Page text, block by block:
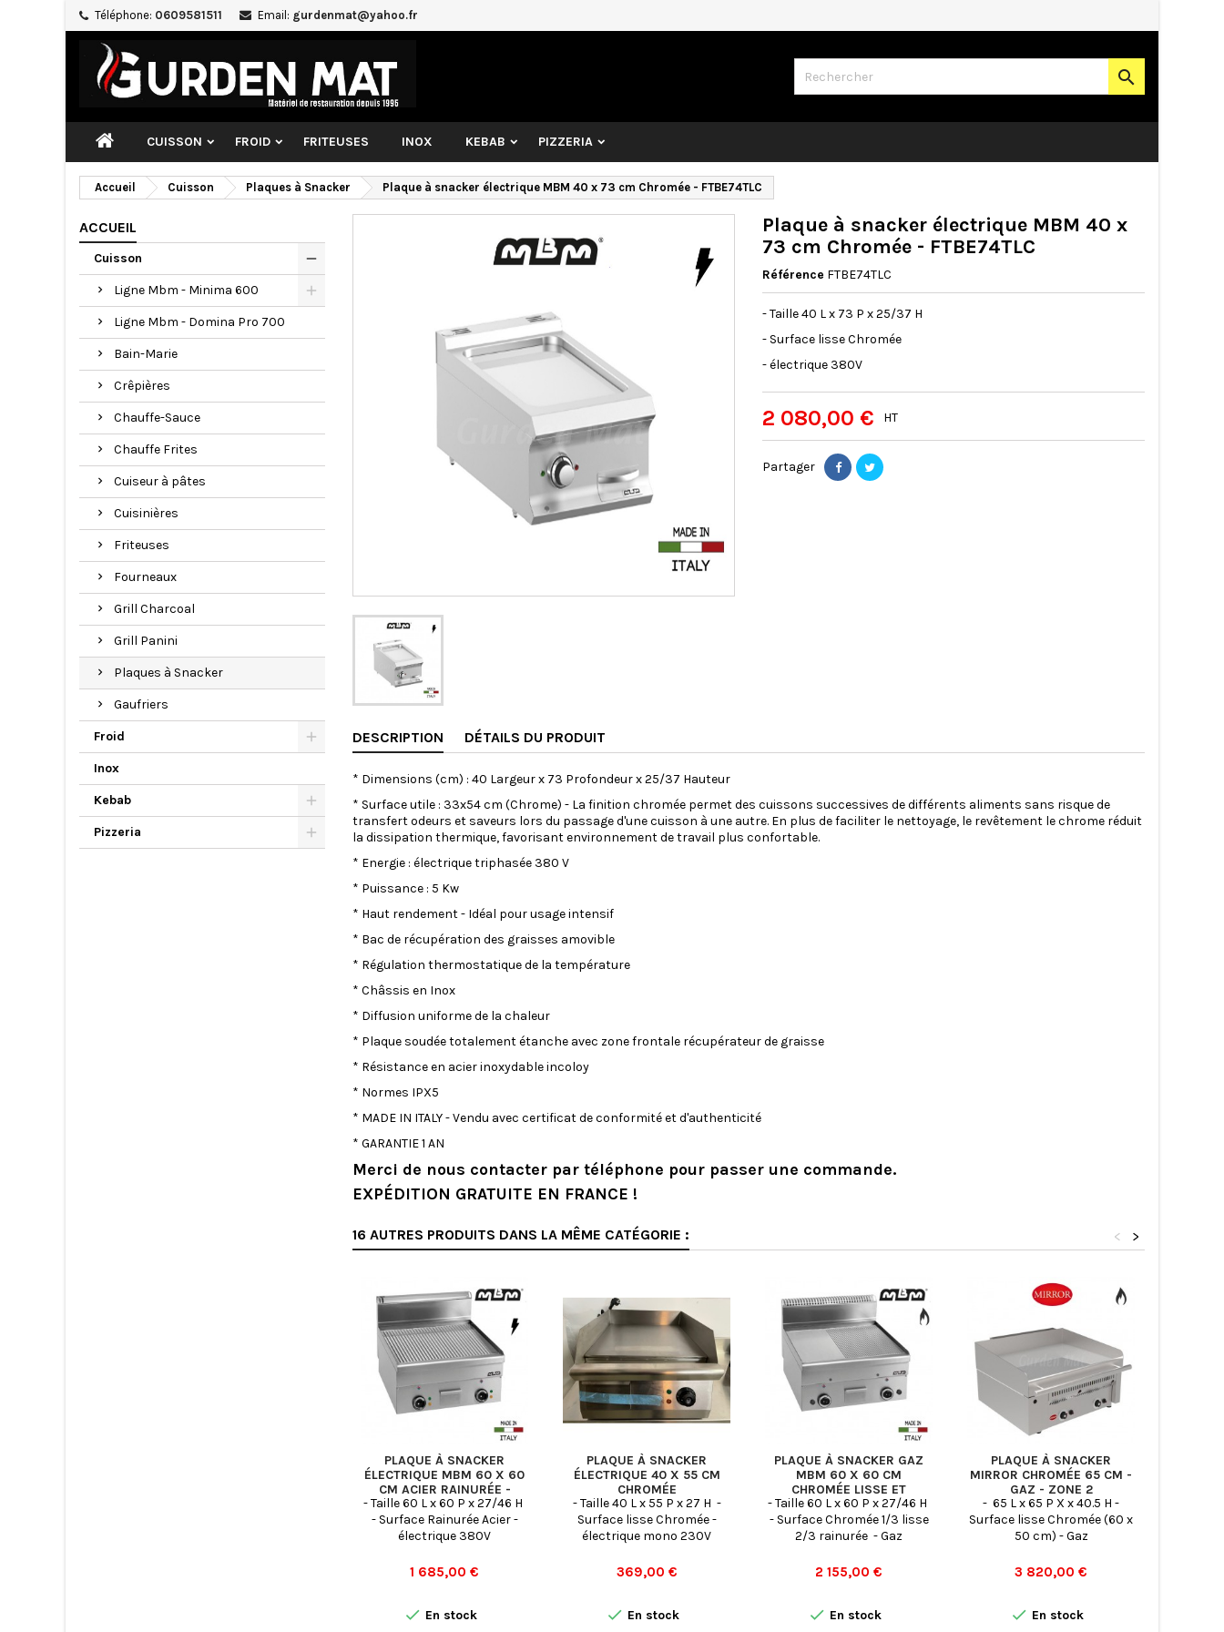
Téléphone: 0609581511 Email: gurdenmat@yahoo.fr

CUISSON FROID FRITEUSES INOX KEBAB PIZZERIA
Accueil Cuisson Plaques à Snacker Plaque à snacker électrique MBM 40 x 73 cm Chromée - FTBE74TLC
ACCUEIL
Cuisson
Ligne Mbm - Minima 600
Ligne Mbm - Domina Pro 700
Bain-Marie
Crêpières
Chauffe-Sauce
Chauffe Frites
Cuiseur à pâtes
Cuisinières
Friteuses
Fourneaux
Grill Charcoal
Grill Panini
Plaques à Snacker
Gaufriers
Froid
Inox
Kebab
Pizzeria
Plaque à snacker électrique MBM 40 x
73 cm Chromée - FTBE74TLC
Référence FTBE74TLC
- Taille 40 L x 73 P x 25/37 H
- Surface lisse Chromée
- électrique 380V
2 080,00 € HT
Partager
DESCRIPTION DÉTAILS DU PRODUIT
* Dimensions (cm) : 40 Largeur x 73 Profondeur x 25/37 Hauteur
* Surface utile : 33x54 cm (Chrome) - La finition chromée permet des cuissons successives de différents aliments sans risque de
transfert odeurs et saveurs lors du passage d'une cuisson à une autre. En plus de faciliter le nettoyage, le revêtement le chrome réduit
la dissipation thermique, favorisant environnement de travail plus confortable.
* Energie : électrique triphasée 380 V
* Puissance : 5 Kw
* Haut rendement - Idéal pour usage intensif
* Bac de récupération des graisses amovible
* Régulation thermostatique de la température
* Châssis en Inox
* Diffusion uniforme de la chaleur
* Plaque soudée totalement étanche avec zone frontale récupérateur de graisse
* Résistance en acier inoxydable incoloy
* Normes IPX5
* MADE IN ITALY - Vendu avec certificat de conformité et d'authenticité
* GARANTIE 1 AN
Merci de nous contacter par téléphone pour passer une commande.
EXPÉDITION GRATUITE EN FRANCE !
16 AUTRES PRODUITS DANS LA MÊME CATÉGORIE : >
<
PLAQUE À SNACKER
ÉLECTRIQUE MBM 60 X 60
CM ACIER RAINURÉE -
EFT66R
- Taille 60 L x 60 P x 27/46 H
- Surface Rainurée Acier -
électrique 380V
Prix
1 685,00 €
 En stock
PLAQUE À SNACKER
ÉLECTRIQUE 40 X 55 CM
CHROMÉE
- Taille 40 L x 55 P x 27 H -
Surface lisse Chromée -
électrique mono 230V
Prix
369,00 €
 En stock
PLAQUE À SNACKER GAZ
MBM 60 X 60 CM
CHROMÉE LISSE ET
RAINURÉE - GFT66LRC
- Taille 60 L x 60 P x 27/46 H
- Surface Chromée 1/3 lisse
2/3 rainurée - Gaz
Prix
2 155,00 €
 En stock
PLAQUE À SNACKER
MIRROR CHROMÉE 65 CM -
GAZ - ZONE 2
- 65 L x 65 P X x 40.5 H -
Surface lisse Chromée (60 x
50 cm) - Gaz
Prix
3 820,00 €
 En stock